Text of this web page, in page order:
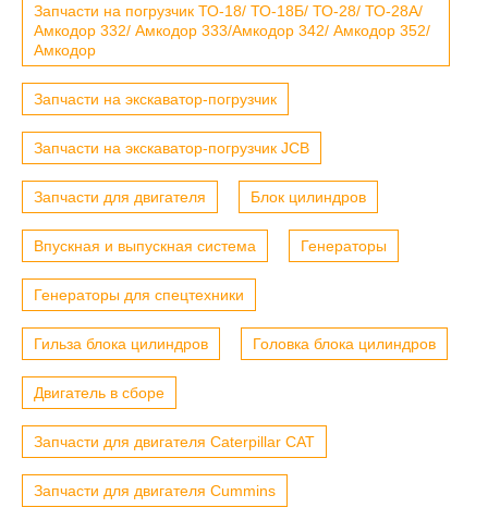
Запчасти на погрузчик ТО-18/ ТО-18Б/ ТО-28/ ТО-28А/
Амкодор 332/ Амкодор 333/Амкодор 342/ Амкодор 352/
Амкодор
Запчасти на экскаватор-погрузчик
Запчасти на экскаватор-погрузчик JCB
Запчасти для двигателя Блок цилиндров
Впускная и выпускная система Генераторы
Генераторы для спецтехники
Гильза блока цилиндров Головка блока цилиндров
Двигатель в сборе
Запчасти для двигателя Caterpillar CAT
Запчасти для двигателя Cummins